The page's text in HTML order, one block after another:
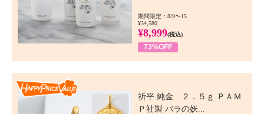
期間限定：8/9〜15
¥34,580
¥8,999(税込)
73%OFF
祈平 純金 ２．５ｇ ＰＡＭ
Ｐ社製 バラの妖...